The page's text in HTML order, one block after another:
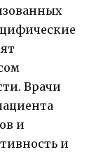
Врачи
и
и